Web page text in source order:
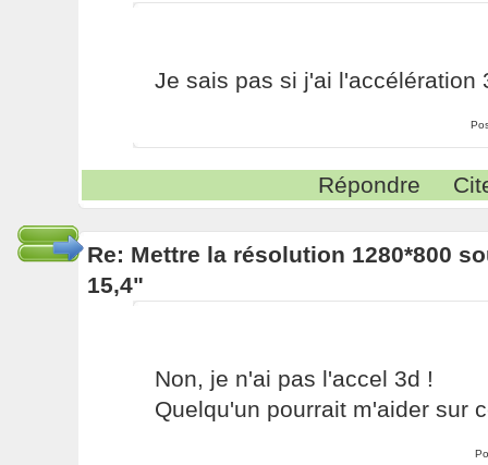
Je sais pas si j'ai l'accélération
Répondre
Re: Mettre la résolution 1280*800
15,4"
Non, je n'ai pas l'accel 3d !
Quelqu'un pourrait m'aider sur